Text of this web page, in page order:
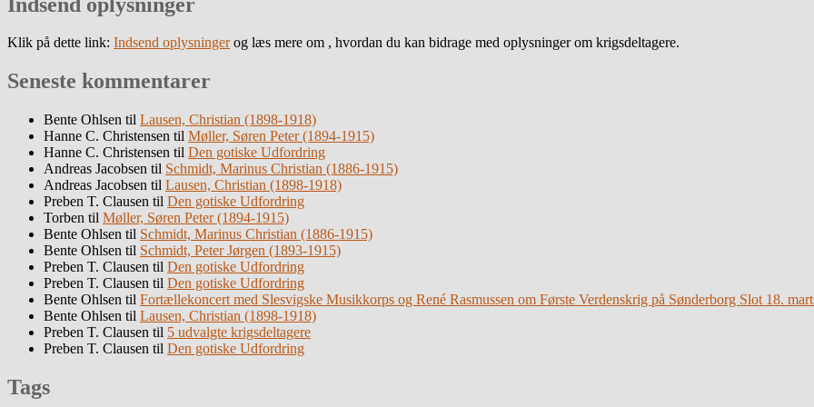
Klik på dette link: Indsend oplysningerog læs mere om , hvordan du kan bidrage med oplysninger om krigsdeltagere.
Seneste kommentarer
Bente Ohlsen til Lausen, Christian (1898-1918)
Hanne C. Christensen til Møller, Søren Peter (1894-1915)
Hanne C. Christensen til Den gotiske Udfordring
Andreas Jacobsen til Schmidt, Marinus Christian (1886-1915)
Andreas Jacobsen til Lausen, Christian (1898-1918)
Preben T. Clausen til Den gotiske Udfordring
Torben til Møller, Søren Peter (1894-1915)
Bente Ohlsen til Schmidt, Marinus Christian (1886-1915)
Bente Ohlsen til Schmidt, Peter Jørgen (1893-1915)
Preben T. Clausen til Den gotiske Udfordring
Preben T. Clausen til Den gotiske Udfordring
Bente Ohlsen til Fortællekoncert med Slesvigske Musikkorps og René Rasmussen om Første Verdenskrig på Sønderborg Slot 18.
Bente Ohlsen til Lausen, Christian (1898-1918)
Preben T. Clausen til 5 udvalgte krigsdeltagere
Preben T. Clausen til Den gotiske Udfordring
Tags